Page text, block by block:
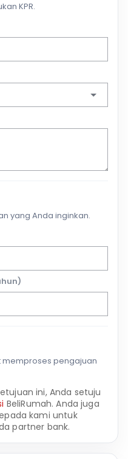
KPR.
yang Anda inginkan.
memproses pengajuan
ini, Anda setuju
BeliRumah. Anda juga
kami untuk
partner bank.